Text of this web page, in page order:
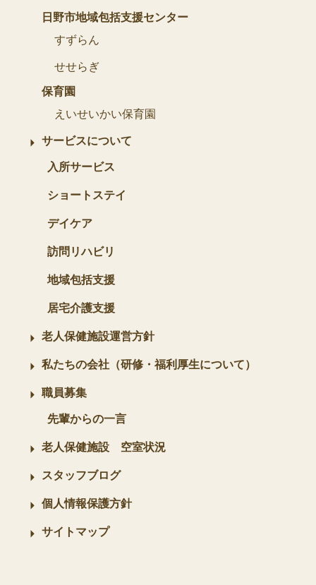
日野市地域包括支援センター
すずらん
せせらぎ
保育園
えいせいかい保育園
サービスについて
入所サービス
ショートステイ
デイケア
訪問リハビリ
地域包括支援
居宅介護支援
老人保健施設運営方針
私たちの会社（研修・福利厚生について）
職員募集
先輩からの一言
老人保健施設 空室状況
スタッフブログ
個人情報保護方針
サイトマップ